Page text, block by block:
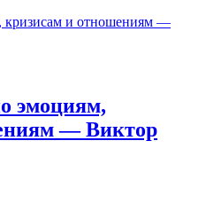
кризисам и отношениям —
эмоциям,
— Виктор